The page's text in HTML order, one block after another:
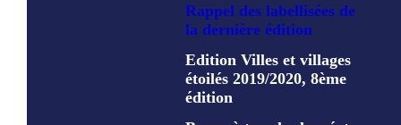
Rappel des labellisées de
la dernière édition
Edition Villes et villages
étoilés 2019/2020, 8ème
édition